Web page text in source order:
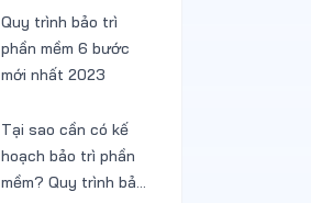
Quy trình bảo trì
phần mềm 6 bước
mới nhất 2023
Tại sao cần có kế
hoạch bảo trì phần
mềm? Quy trình bảo